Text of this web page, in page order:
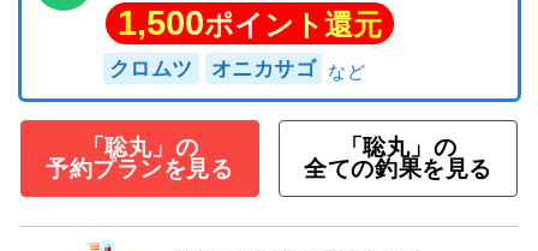
1,500ポイント還元
クロムツ オニカサゴ
「聡丸」の
予約プランを見る
「聡丸」の
全ての釣果を見る